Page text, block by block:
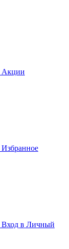
Акции
Избранное
Вход в Личный